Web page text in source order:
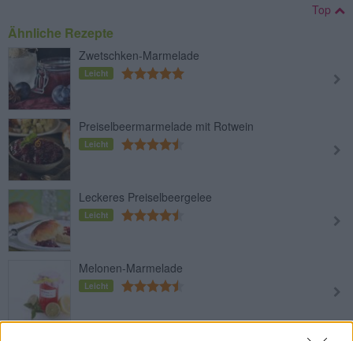
Top
Ähnliche Rezepte
Zwetschken-Marmelade
Leicht
Preiselbeermarmelade mit Rotwein
Leicht
Leckeres Preiselbeergelee
Leicht
Melonen-Marmelade
Leicht